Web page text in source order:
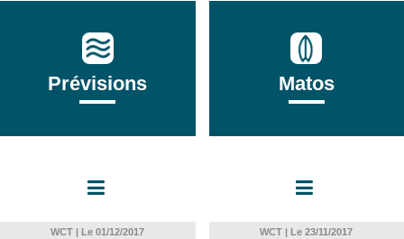
Prévisions Matos
WCT | Le 01/12/2017 WCT | Le 23/11/2017